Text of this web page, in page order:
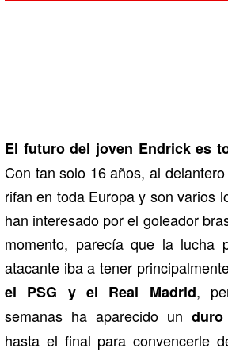
El futuro del joven Endrick es
Con tan solo 16 años, al
rifan en toda Europa y son varios
han interesado por el goleador
momento, parecía que la lucha
atacante iba a tener
el PSG y el Real Madrid,
semanas ha aparecido un
hasta el final para convencerle